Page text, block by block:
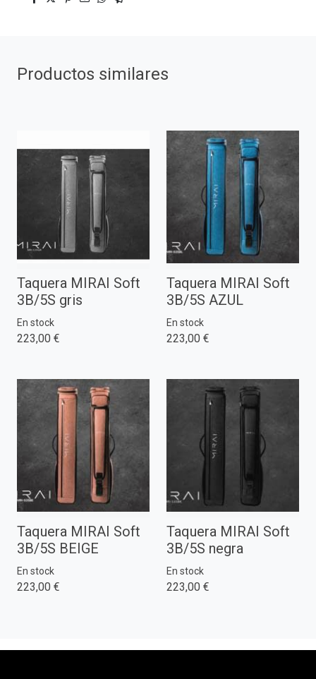
Productos similares
Taquera MIRAI Soft
3B/5S gris
En stock
223,00 €
Taquera MIRAI Soft
3B/5S AZUL
En stock
223,00 €
Taquera MIRAI Soft
3B/5S BEIGE
En stock
223,00 €
Taquera MIRAI Soft
3B/5S negra
En stock
223,00 €